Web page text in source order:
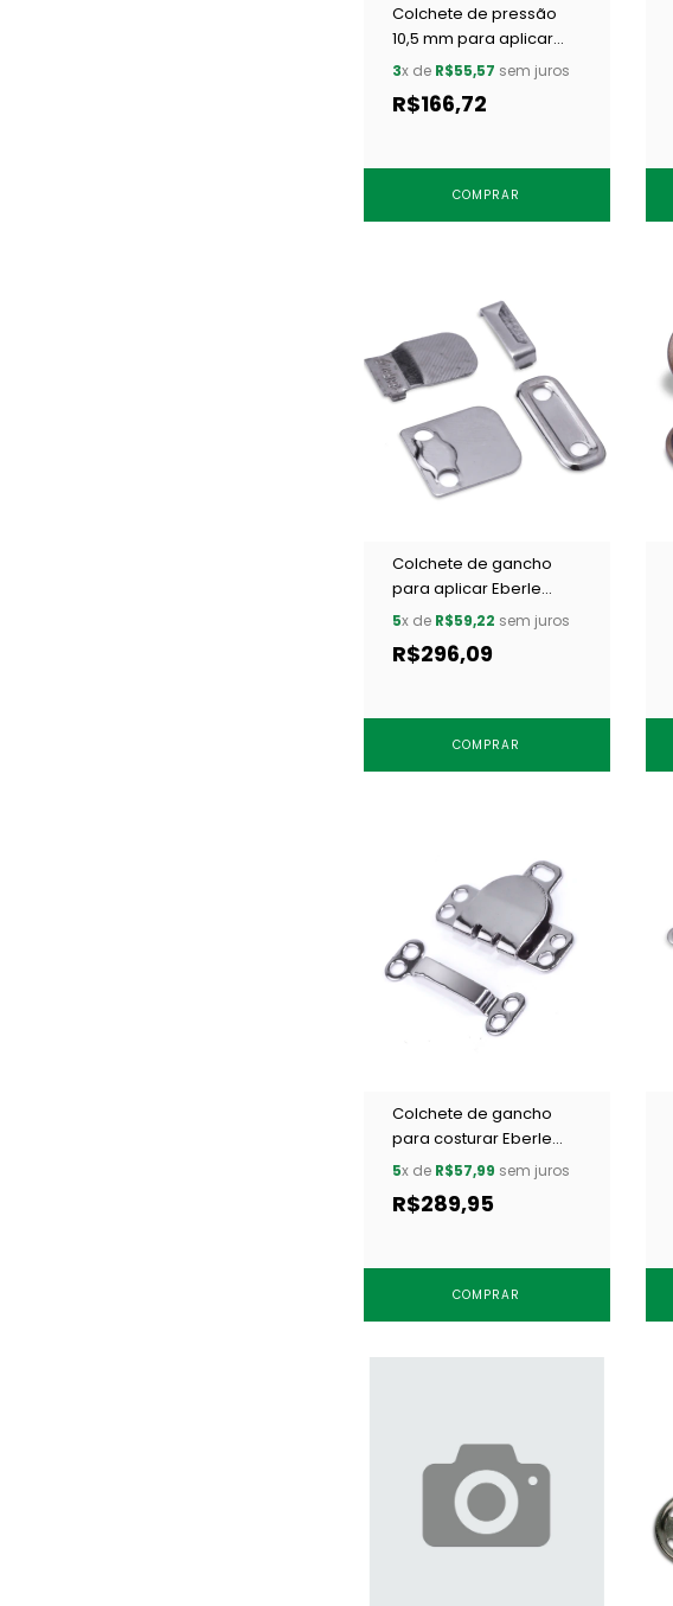
Colchete de pressão
10,5 mm para aplicar
Eberle CC7.105.9.4.F NIQ
3x de R$55,57 sem juros
R$166,72
COMPRAR
Colchete de gancho
para aplicar Eberle
CC8.891.9.L NPT c/ 200
5x de R$59,22 sem juros
R$296,09
COMPRAR
Colchete de gancho
para costurar Eberle
CC8.893.9.L NPT c/ 200
5x de R$57,99 sem juros
R$289,95
COMPRAR